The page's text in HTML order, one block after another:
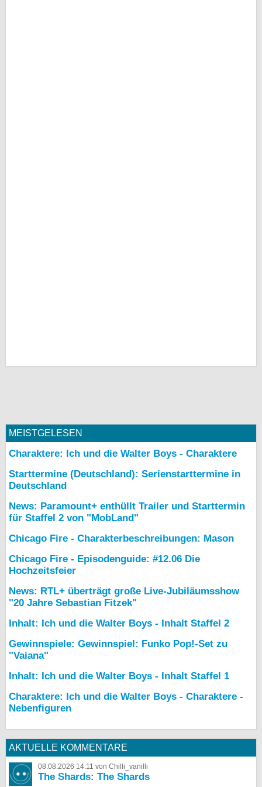
MEISTGELESEN
Charaktere: Ich und die Walter Boys - Charaktere
Starttermine (Deutschland): Serienstarttermine in
Deutschland
News: Paramount+ enthüllt Trailer und Starttermin
für Staffel 2 von "MobLand"
Chicago Fire - Charakterbeschreibungen: Mason
Chicago Fire - Episodenguide: #12.06 Die
Hochzeitsfeier
News: RTL+ überträgt große Live-Jubiläumsshow
"20 Jahre Sebastian Fitzek"
Inhalt: Ich und die Walter Boys - Inhalt Staffel 2
Gewinnspiele: Gewinnspiel: Funko Pop!-Set zu
"Vaiana"
Inhalt: Ich und die Walter Boys - Inhalt Staffel 1
Charaktere: Ich und die Walter Boys - Charaktere -
Nebenfiguren
AKTUELLE KOMMENTARE
08.08.2026 14:11 von Chilli_vanilli
The Shards: The Shards